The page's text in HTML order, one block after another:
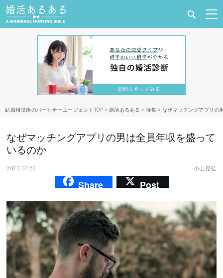
婚活と結婚
恋愛の悩み
合コン・街コン
マッチングアプリ
あるある
その他
ドキドキ
結婚相談所のパートナーエージェントTOP > 婚活あるある > 特集 > なぜマッチングアプリの
なぜマッチングアプリの男は全員年収を盛って
いるのか
2020.07.29 小山晃弘
Share Post